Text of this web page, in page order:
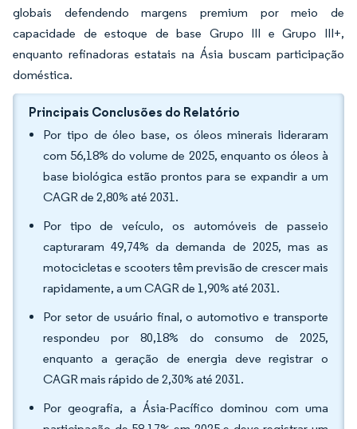
globais defendendo margens premium por meio de
capacidade de estoque de base Grupo III e Grupo III+,
enquanto refinadoras estatais na Ásia buscam participação
doméstica.
Principais Conclusões do Relatório
Por tipo de óleo base, os óleos minerais lideraram
com 56,18% do volume de 2025, enquanto os óleos à
base biológica estão prontos para se expandir a um
CAGR de 2,80% até 2031.
Por tipo de veículo, os automóveis de passeio
capturaram 49,74% da demanda de 2025, mas as
motocicletas e scooters têm previsão de crescer mais
rapidamente, a um CAGR de 1,90% até 2031.
Por setor de usuário final, o automotivo e transporte
respondeu por 80,18% do consumo de 2025,
enquanto a geração de energia deve registrar o
CAGR mais rápido de 2,30% até 2031.
Por geografia, a Ásia-Pacífico dominou com uma